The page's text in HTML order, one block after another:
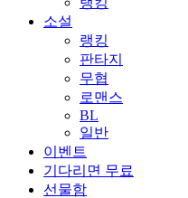
소설
랭킹
판타지
무협
로맨스
BL
일반
이벤트
기다리면 무료
선물함